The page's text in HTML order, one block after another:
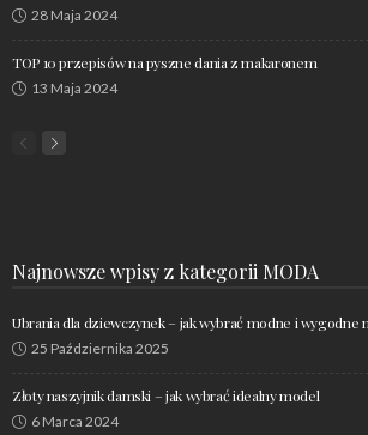
28 Maja 2024
TOP 10 przepisów na pyszne dania z makaronem
13 Maja 2024
Najnowsze wpisy z kategorii MODA
Ubrania dla dziewczynek – jak wybrać modne i wygodne
25 Października 2025
Złoty naszyjnik damski – jak wybrać idealny model
6 Marca 2024